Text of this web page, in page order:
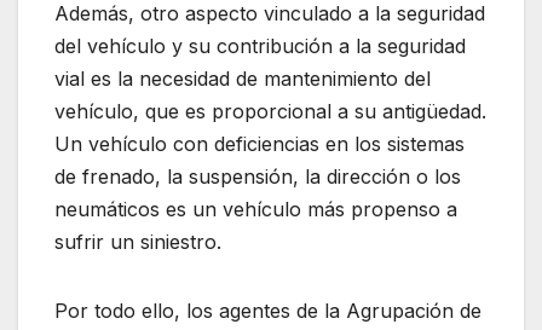
Además, otro aspecto vinculado a la seguridad
del vehículo y su contribución a la seguridad
vial es la necesidad de mantenimiento del
vehículo, que es proporcional a su antigüedad.
Un vehículo con deficiencias en los sistemas
de frenado, la suspensión, la dirección o los
neumáticos es un vehículo más propenso a
sufrir un siniestro.
Por todo ello, los agentes de la Agrupación de